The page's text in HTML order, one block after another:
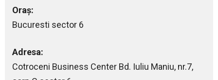
Oraș:
Bucuresti sector 6
Adresa:
Cotroceni Business Center Bd. Iuliu Maniu, nr.7,